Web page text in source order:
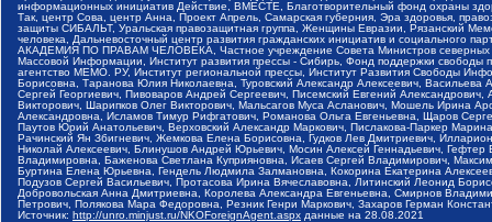
информационных инициатив Действие, ВМЕСТЕ, Благотворительный фонд охраны
Так, центр Сова, центр Анна, Проект Апрель, Самарская губерния, Эра здоровья,
защиты СИБАЛЬТ, Уральская правозащитная группа, Женщины Евразии, Рязанский
человека, Дальневосточный центр развития гражданских инициатив и социального
АКАДЕМИЯ ПО ПРАВАМ ЧЕЛОВЕКА, Частное учреждение Совета Министров северных
Массовой Информации, Институт развития прессы - Сибирь, Фонд поддержки
агентство МЕМО. РУ, Институт региональной прессы, Институт Развития Свободы
Борисовна, Таранова Юлия Николаевна, Туровский Александр Алексеевич,
Сергей Георгиевич, Пивоваров Андрей Сергеевич, Писемский Евгений
Викторович, Шарипков Олег Викторович, Мальсагов Муса Асланович, Мошель Ирина
Александровна, Исламов Тимур Рифгатович, Романова Ольга Евгеньевна, Щаров
Паутов Юрий Анатольевич, Верховский Александр Маркович, Пислакова-Паркер
Рачинский Ян Збигневич, Жемкова Елена Борисовна, Гудков Лев Дмитриевич,
Николай Алексеевич, Блинушов Андрей Юрьевич, Мосин Алексей Геннадьевич,
Владимировна, Баженова Светлана Куприяновна, Исаев Сергей Владимирович,
Буртина Елена Юрьевна, Гендель Людмила Залмановна, Кокорина Екатерина
Подузов Сергей Васильевич, Протасова Ирина Вячеславовна, Литинский Леонид
Добровольская Анна Дмитриевна, Королева Александра Евгеньевна, Смирнов
Петрович, Полякова Мара Федоровна, Резник Генри Маркович, Захаров Герман
Источник: http://unro.minjust.ru/NKOForeignAgent.aspx данные на 28.08.2021